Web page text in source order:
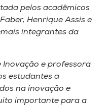
pelos acadêmicos
Henrique Assis e
integrantes da
Inovação e professora
estudantes a
na inovação e
importante para a